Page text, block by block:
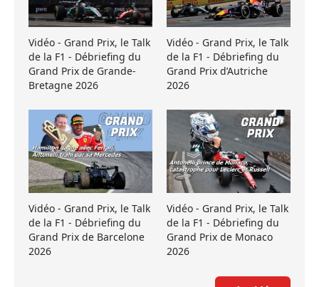
Vidéo - Grand Prix, le Talk
de la F1 - Débriefing du
Grand Prix de Grande-
Bretagne 2026
Vidéo - Grand Prix, le Talk
de la F1 - Débriefing du
Grand Prix d’Autriche
2026
Vidéo - Grand Prix, le Talk
de la F1 - Débriefing du
Grand Prix de Barcelone
2026
Vidéo - Grand Prix, le Talk
de la F1 - Débriefing du
Grand Prix de Monaco
2026